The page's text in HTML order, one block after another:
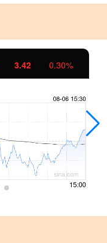
0.30%